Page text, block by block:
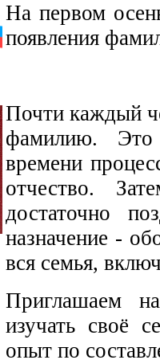
На первом
появления
Почти каждый
фамилию. Это
времени
отчество.
достаточно
назначение -
вся семья,
Приглашаем
изучать своё
опыт по